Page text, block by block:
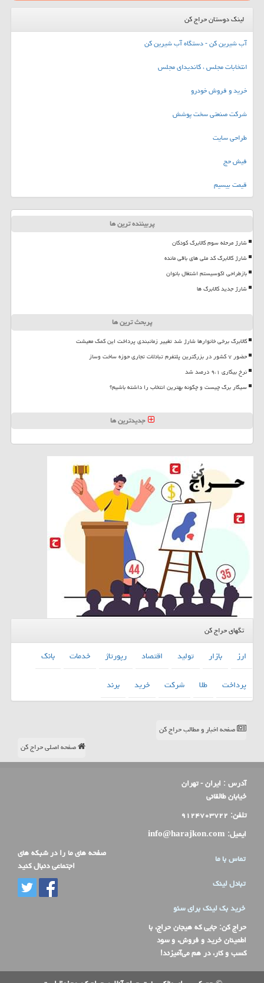
لینک دوستان حراج کن
آب شیرین کن - دستگاه آب شیرین کن
انتخابات مجلس ، کاندیدای مجلس
خرید و فروش خودرو
شرکت صنعتی سخت پوشش
طراحی سایت
فیش حج
قیمت بیسیم
پربیننده ترین ها
شارژ مرحله سوم کالابرگ کودکان
شارژ کالابرگ کد ملی های باقی مانده
بازطراحی اکوسیستم اشتغال بانوان
شارژ جدید کالابرگ ها
پربحث ترین ها
کالابرگ برخی خانوارها شارژ شد تغییر زمانبندی پرداخت این کمک معیشت
حضور ۷ کشور در بزرگترین پلتفرم تبادلات تجاری حوزه ساخت وساز
نرخ بیکاری ۹،۱ درصد شد
سیگار برگ چیست و چگونه بهترین انتخاب را داشته باشیم؟
جدیدترین ها
تگهای حراج کن
ارز بازار تولید اقتصاد رپورتاژ خدمات
بانك
پرداخت
طلا شركت خرید برند
صفحه اخبار و مطالب حراج کن
صفحه اصلی حراج کن
آدرس : ایران - تهران
خیابان طالقانی
تلفن: ۹۱۲۴۷۰۳۷۲۲
ایمیل: info@harajkon.com
تماس با ما
تبادل لینک
خرید بک لینک برای سئو
حراج کن: جایی که هیجان حراج، با
اطمینان خرید و فروش، و سود
کسب و کار، در هم می‌آمیزند!
صفحه های ما را در شبکه های
اجتماعی دنبال کنید